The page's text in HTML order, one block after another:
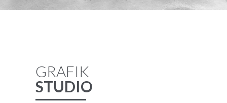
GRAFIK
STUDIO